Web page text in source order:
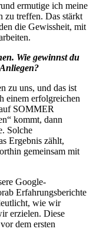
ermutige ich meine
zu treffen. Das stärkt
die Gewissheit, mit
Wie gewinnst du
zu uns, und das ist
einem erfolgreichen
SOMMER
kommt, dann
Solche
Ergebnis zählt,
gemeinsam mit
Google-
Erfahrungsberichte
wie wir
erzielen. Diese
dem ersten